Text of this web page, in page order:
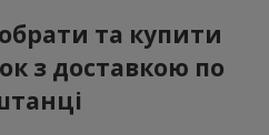
та купити
з доставкою по